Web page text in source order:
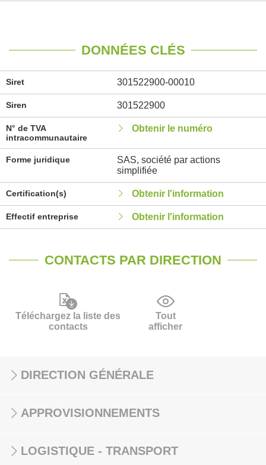
DONNÉES CLÉS
Siret 301522900-00010
Siren 301522900
N° de TVA
intracommunautaire
Obtenir le numéro
Forme juridique
SAS, société par actions
simplifiée
Certification(s) Obtenir l'information
Effectif entreprise Obtenir l'information
CONTACTS PAR DIRECTION
Téléchargez la liste des
contacts
Tout
afficher
DIRECTION GÉNÉRALE
APPROVISIONNEMENTS
LOGISTIQUE - TRANSPORT